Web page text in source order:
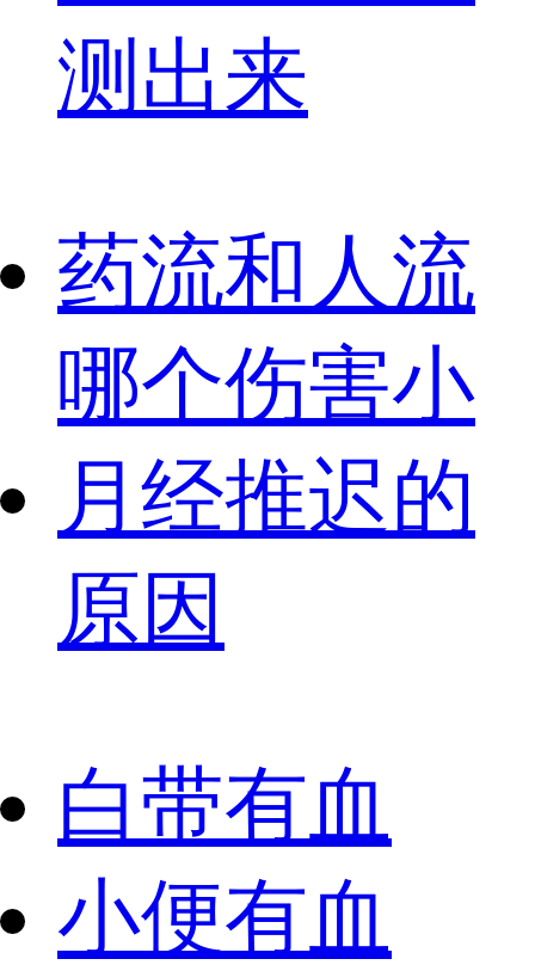
测出来
药流和人流
哪个伤害小
月经推迟的
原因
白带有血
小便有血